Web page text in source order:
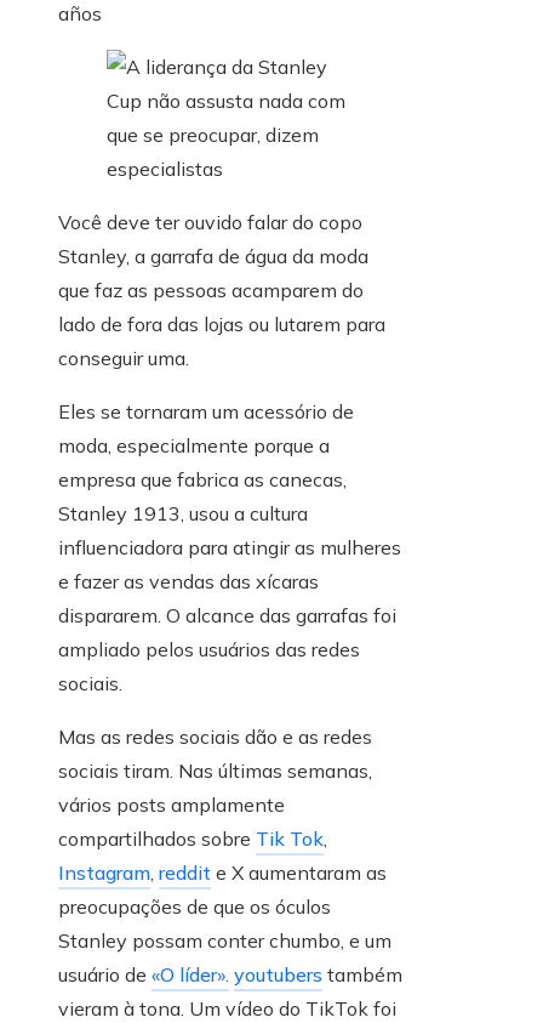
años
Você deve ter ouvido falar do copo
Stanley, a garrafa de água da moda
que faz as pessoas acamparem do
lado de fora das lojas ou lutarem para
conseguir uma.
Eles se tornaram um acessório de
moda, especialmente porque a
empresa que fabrica as canecas,
Stanley 1913, usou a cultura
influenciadora para atingir as mulheres
e fazer as vendas das xícaras
dispararem. O alcance das garrafas foi
ampliado pelos usuários das redes
sociais.
Mas as redes sociais dão e as redes
sociais tiram. Nas últimas semanas,
vários posts amplamente
compartilhados sobre Tik Tok,
Instagram, reddit e X aumentaram as
preocupações de que os óculos
Stanley possam conter chumbo, e um
usuário de «O líder». youtubers também
vieram à tona. Um vídeo do TikTok foi